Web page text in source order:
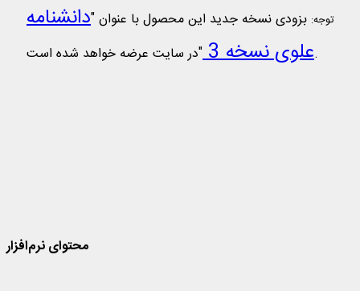
توجه: بزودی نسخه جدید این محصول با عنوان "دانشنامه
علوی نسخه 3"در سایت عرضه خواهد شده است.
محتوای نرم‌افزار